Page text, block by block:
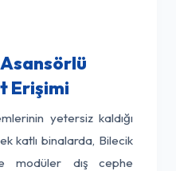
Erişimi
yetersiz kaldığı
katlı binalarda, Bilecik
modüler dış cephe